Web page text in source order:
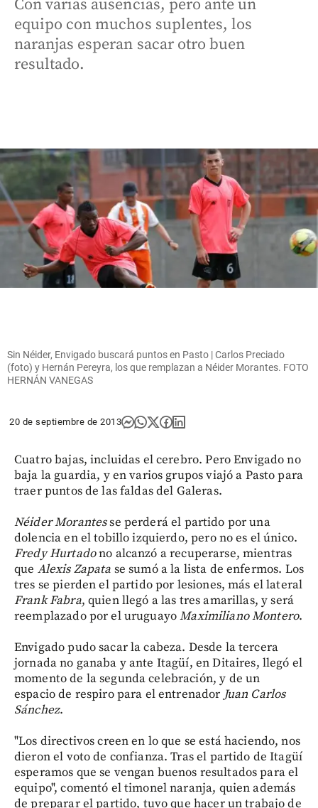
Con varias ausencias, pero ante un
equipo con muchos suplentes, los
naranjas esperan sacar otro buen
resultado.
Sin Néider, Envigado buscará puntos en Pasto | Carlos Preciado
(foto) y Hernán Pereyra, los que remplazan a Néider Morantes. FOTO
HERNÁN VANEGAS
20 de septiembre de 2013
Cuatro bajas, incluidas el cerebro. Pero Envigado no
baja la guardia, y en varios grupos viajó a Pasto para
traer puntos de las faldas del Galeras.
NéiderMorantesse perderá el partido por una
dolencia en el tobillo izquierdo, pero no es el único.
FredyHurtadono alcanzó a recuperarse, mientras
que Alexis Zapata se sumó a la lista de enfermos. Los
tres se pierden el partido por lesiones, más el lateral
FrankFabra, quien llegó a las tres amarillas, y será
reemplazado por el uruguayoMaximilianoMontero.
Envigado pudo sacar la cabeza. Desde la tercera
jornada no ganaba y ante Itagüí, en Ditaires, llegó el
momento de la segunda celebración, y de un
espacio de respiro para el entrenador Juan Carlos
Sánchez.
"Los directivos creen en lo que se está haciendo, nos
dieron el voto de confianza. Tras el partido de Itagüí
esperamos que se vengan buenos resultados para el
equipo", comentó el timonel naranja, quien además
de preparar el partido, tuvo que hacer un trabajo de